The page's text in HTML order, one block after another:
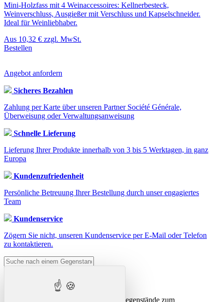
Mini-Holzfass mit 4 Weinaccessoires: Kellnerbesteck,
Weinverschluss, Ausgießer mit Verschluss und Kapselschneider.
Ideal für Weinliebhaber.
Aus 10,32 € zzgl. MwSt.
Bestellen
Angebot anfordern
Sicheres Bezahlen
Zahlung per Karte über unseren Partner Société Générale,
Überweisung oder Verwaltungsanweisung
Schnelle Lieferung
Lieferung Ihrer Produkte innerhalb von 3 bis 5 Werktagen, in ganz
Europa
Kundenzufriedenheit
Persönliche Betreuung Ihrer Bestellung durch unser engagiertes
Team
Kundenservice
Zögern Sie nicht, unseren Kundenservice per E-Mail oder Telefon
zu kontaktieren.
Auf StockEtik.com bestellen Sie Ihre Gegenstände zum